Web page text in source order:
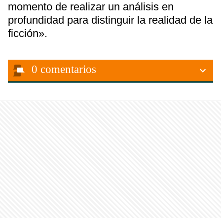
momento de realizar un análisis en
profundidad para distinguir la realidad de la
ficción».
0 comentarios